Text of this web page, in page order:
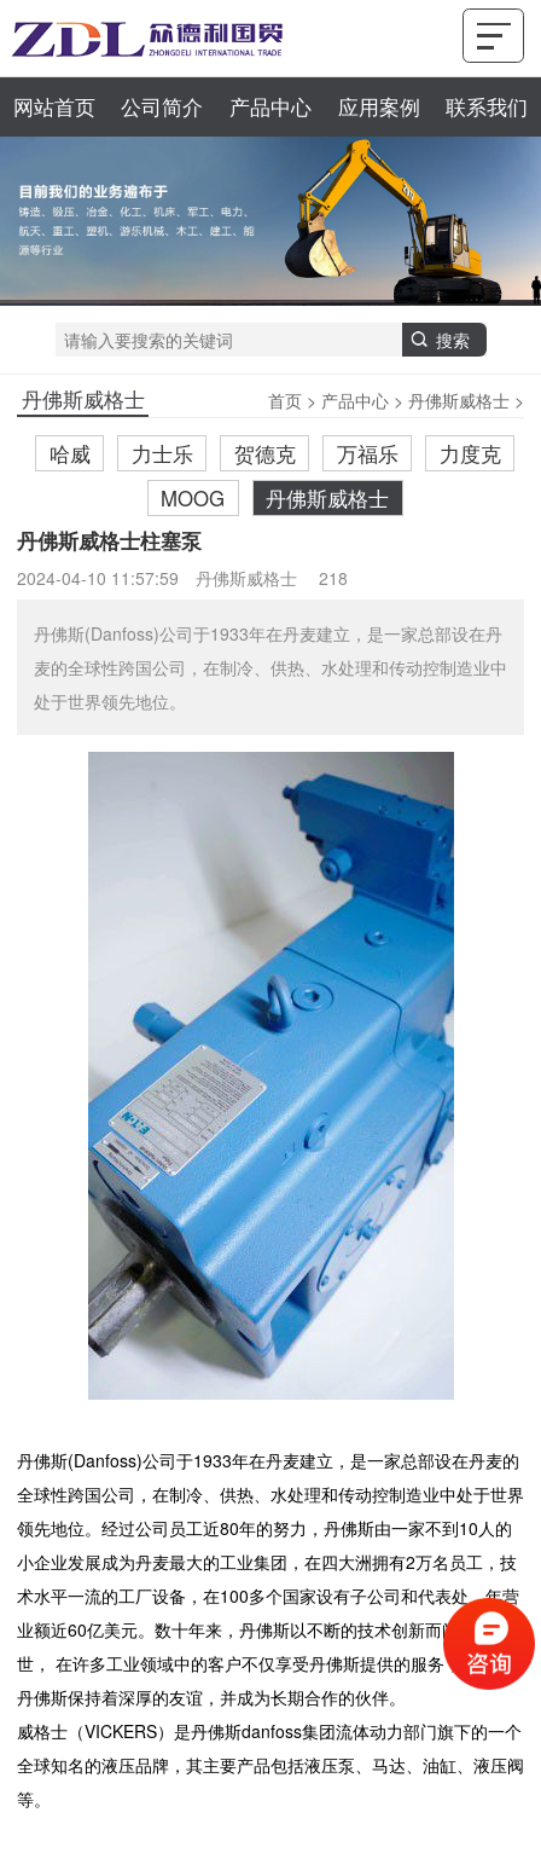
网站首页 公司简介 产品中心 应用案例 联系我们
丹佛斯威格士 首页 > 产品中心 > 丹佛斯威格士 >
哈威 力士乐 贺德克 万福乐
力度克
MOOG
丹佛斯威格士
丹佛斯威格士柱塞泵
2024-04-10 11:57:59 丹佛斯威格士 218
丹佛斯(Danfoss)公司于1933年在丹麦建立，是一家总部设在丹
麦的全球性跨国公司，在制冷、供热、水处理和传动控制造业中
处于世界领先地位。
丹佛斯(Danfoss)公司于1933年在丹麦建立，是一家总部设在丹麦的
全球性跨国公司，在制冷、供热、水处理和传动控制造业中处于世界
领先地位。经过公司员工近80年的努力，丹佛斯由一家不到10人的
小企业发展成为丹麦最大的工业集团，在四大洲拥有2万名员工，技
术水平一流的工厂设备，在100多个国家设有子公司和代表处，年营
业额近60亿美元。数十年来，丹佛斯以不断的技术创新而闻名于
世， 在许多工业领域中的客户不仅享受丹佛斯提供的服务， 而且与
丹佛斯保持着深厚的友谊，并成为长期合作的伙伴。
威格士（VICKERS）是丹佛斯danfoss集团流体动力部门旗下的一个
全球知名的液压品牌，其主要产品包括液压泵、马达、油缸、液压阀
等。